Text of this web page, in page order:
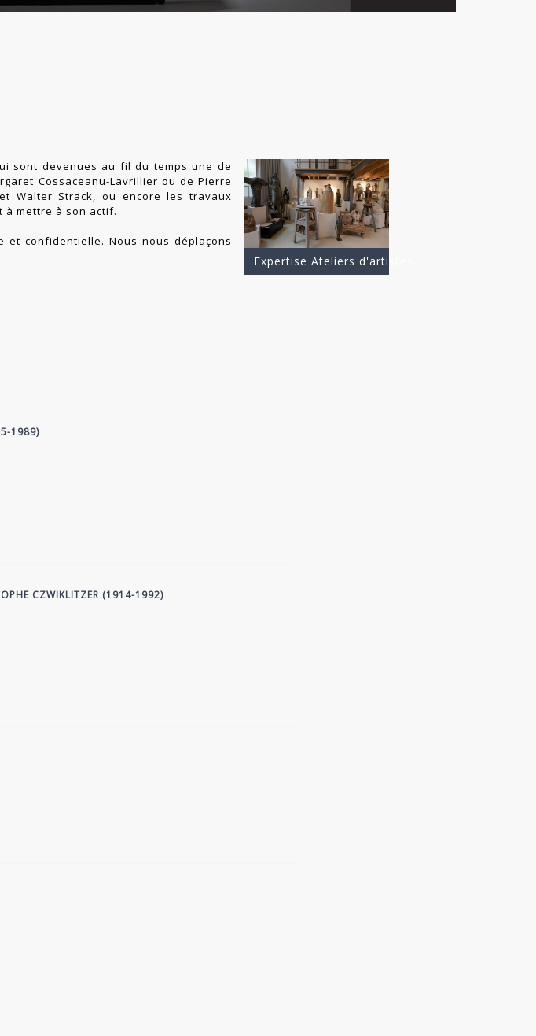
sont devenues au fil du temps une de
Cossaceanu-Lavrillier ou de Pierre
Walter Strack, ou encore les travaux
à mettre à son actif.
confidentielle. Nous nous déplaçons
Expertise Ateliers d'artistes
1989)
CZWIKLITZER (1914-1992)